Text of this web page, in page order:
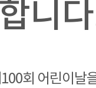
니
회 어린이날